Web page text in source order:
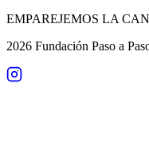
EMPAREJEMOS LA
2026 Fundación Paso a